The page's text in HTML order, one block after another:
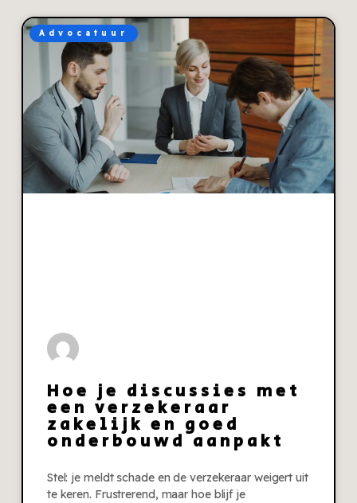
Advocatuur
Hoe je discussies met
een verzekeraar
zakelijk en goed
onderbouwd aanpakt
Stel: je meldt schade en de verzekeraar weigert uit
te keren. Frustrerend, maar hoe blijf je